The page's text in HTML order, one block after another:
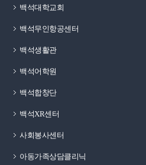
백석대학교회
백석무인항공센터
백석생활관
백석어학원
백석합창단
백석XR센터
사회봉사센터
아동가족상담클리닉